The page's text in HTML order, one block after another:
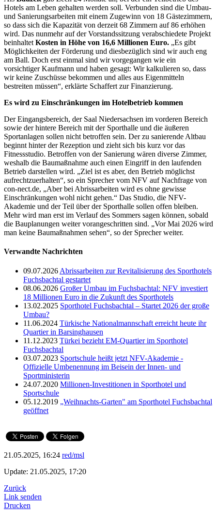
Hotels am Leben gehalten werden soll. Verbunden sind die Umbau-
und Sanierungsarbeiten mit einem Zugewinn von 18 Gästezimmern,
so dass sich die Kapazität von derzeit 68 Zimmern auf 86 erhöhen
wird. Das nunmehr auf der Vorstandssitzung verabschiedete Projekt
beinhaltet Kosten in Höhe von 16,6 Millionen Euro. „Es gibt
Möglichkeiten der Förderung und diesbezüglich sind wir auch eng
am Ball. Doch erst einmal sind wir vorgegangen wie ein
vorsichtiger Kaufmann und haben gesagt: Wir kalkulieren so, dass
wir keine Zuschüsse bekommen und alles aus Eigenmitteln
bestreiten müssen“, erklärte Schaffert zur Finanzierung.
Es wird zu Einschränkungen im Hotelbetrieb kommen
Der Eingangsbereich, der Saal Niedersachsen im vorderen Bereich
sowie der hintere Bereich mit der Sporthalle und die äußeren
Sportanlagen sollen nicht betroffen sein. Der zu sanierende Altbau
beginnt hinter der Rezeption und zieht sich bis kurz vor das
Fitnessstudio. Betroffen von der Sanierung wären diverse Zimmer,
weshalb die Baumaßnahme auch einen Eingriff in den laufenden
Betrieb darstellen wird. „Ziel ist es aber, den Betrieb möglichst
aufrechtzuerhalten“, so ein Sprecher vom NFV auf Nachfrage von
con-nect.de, „Aber bei Abrissarbeiten wird es ohne gewisse
Einschränkungen wohl nicht gehen.“ Das Studio, die NFV-
Akademie und der Teil über der Sporthalle sollen offen bleiben.
Mehr wird man erst im Verlauf des Sommers sagen können, sobald
die Bauplanungen weiter vorangeschritten sind. „Vor Mai 2026 wird
man keine Baumaßnahmen sehen“, so der Sprecher weiter.
Verwandte Nachrichten
09.07.2026 Abrissarbeiten zur Revitalisierung des Sporthotels
Fuchsbachtal gestartet
08.06.2026 Großer Umbau im Fuchsbachtal: NFV investiert
18 Millionen Euro in die Zukunft des Sporthotels
13.02.2025 Sporthotel Fuchsbachtal – Startet 2026 der große
Umbau?
11.06.2024 Türkische Nationalmannschaft erreicht heute ihr
Quartier in Barsinghausen
11.12.2023 Türkei bezieht EM-Quartier im Sporthotel
Fuchsbachtal
03.07.2023 Sportschule heißt jetzt NFV-Akademie -
Offizielle Umbenennung im Beisein der Innen- und
Sportministerin
24.07.2020 Millionen-Investitionen in Sporthotel und
Sportschule
05.12.2019 „Weihnachts-Garten" am Sporthotel Fuchsbachtal
geöffnet
21.05.2025, 16:24 red/msl
Update: 21.05.2025, 17:20
Zurück
Link senden
Drucken